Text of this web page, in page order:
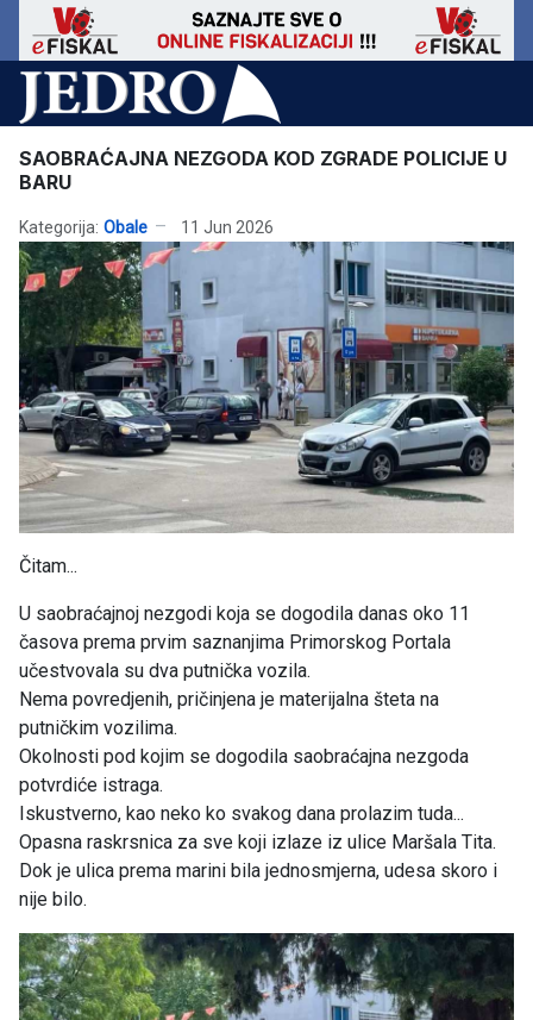
SAOBRAĆAJNA NEZGODA KOD ZGRADE POLICIJE U
BARU
Kategorija: Obale 11 Jun 2026
Čitam...
U saobraćajnoj nezgodi koja se dogodila danas oko 11
časova prema prvim saznanjima Primorskog Portala
učestvovala su dva putnička vozila.
Nema povredjenih, pričinjena je materijalna šteta na
putničkim vozilima.
Okolnosti pod kojim se dogodila saobraćajna nezgoda
potvrdiće istraga.
Iskustverno, kao neko ko svakog dana prolazim tuda...
Opasna raskrsnica za sve koji izlaze iz ulice Maršala Tita.
Dok je ulica prema marini bila jednosmjerna, udesa skoro i
nije bilo.